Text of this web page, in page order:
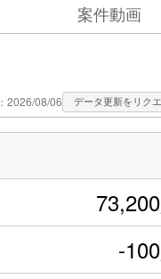
案件動画
2026/08/06 データ更新をリク
-